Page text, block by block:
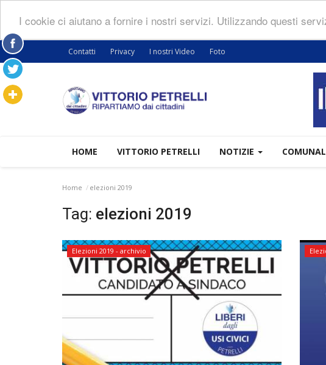
I cookie ci aiutano a fornire i nostri servizi. Utilizzando questi
Contatti Privacy I nostri Video Foto
HOME VITTORIO PETRELLI NOTIZIE
Home elezioni 2019
Tag: elezioni 2019
Elezioni 2019 - archivio